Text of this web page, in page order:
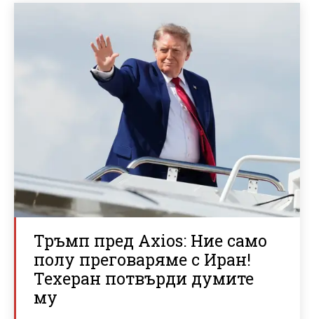
Тръмп пред Axios: Ние само
полу преговаряме с Иран!
Техеран потвърди думите
му